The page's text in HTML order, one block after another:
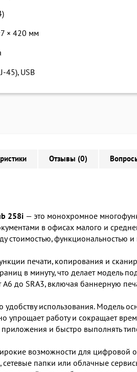
× 420 мм
45), USB
Отзывы (0)
258i — это монохромное
в офисах малого и
стоимостью, функциональностью
печати, копирования и
в минуту, что делает
до SRA3, включая баннерную
удобству использования. Модель
упрощает работу и сокращает
приложения и быстро выполнять
возможности для цифровой
сетевые папки или облачные